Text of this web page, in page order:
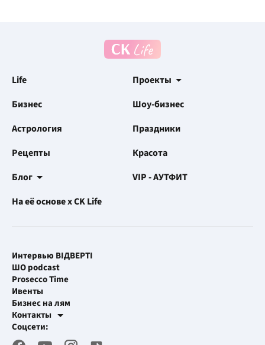
Life
Проекты
Бизнес
Шоу-бизнес
Астрология
Праздники
Рецепты
Красота
Блог
VIP - АУТФИТ
На её основе x CK Life
Интервью ВІДВЕРТІ
ШО podcast
Prosecco Time
Ивенты
Бизнес на лям
Контакты
Рекламные интеграции
Рабочая почта
Соцсети: